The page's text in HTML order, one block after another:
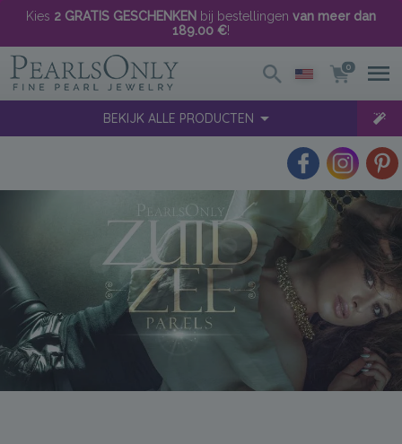
Kies 2 GRATIS GESCHENKEN bij bestellingen van meer dan
189.00 €!
0
BEKIJK ALLE PRODUCTEN